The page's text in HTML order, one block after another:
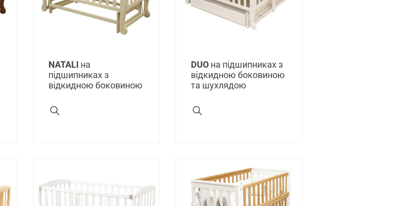
NATALI на
підшипниках з
відкидною боковиною
DUO на підшипниках з
відкидною боковиною
та шухлядою